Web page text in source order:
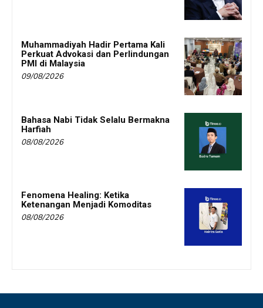
Muhammadiyah Hadir Pertama Kali
Perkuat Advokasi dan Perlindungan
PMI di Malaysia
09/08/2026
Bahasa Nabi Tidak Selalu Bermakna
Harfiah
08/08/2026
Fenomena Healing: Ketika
Ketenangan Menjadi Komoditas
08/08/2026